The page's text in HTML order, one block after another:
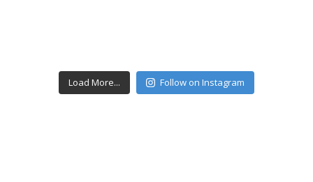
Load More... Follow on Instagram